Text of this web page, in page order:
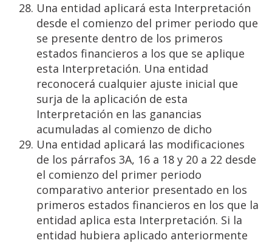
Una entidad aplicará esta Interpretación
desde el comienzo del primer periodo que
se presente dentro de los primeros
estados financieros a los que se aplique
esta Interpretación. Una entidad
reconocerá cualquier ajuste inicial que
surja de la aplicación de esta
Interpretación en las ganancias
acumuladas al comienzo de dicho
Una entidad aplicará las modificaciones
de los párrafos 3A, 16 a 18 y 20 a 22 desde
el comienzo del primer periodo
comparativo anterior presentado en los
primeros estados financieros en los que la
entidad aplica esta Interpretación. Si la
entidad hubiera aplicado anteriormente